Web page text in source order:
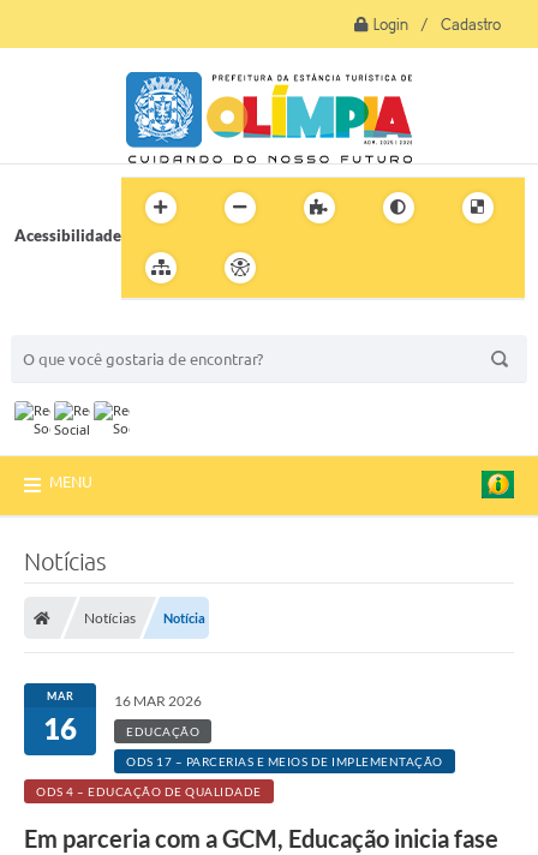
Login / Cadastro
Acessibilidade
MENU
Notícias
Notícias Notícia
MAR
16
16 MAR 2026
EDUCAÇÃO
ODS 17 – PARCERIAS E MEIOS DE IMPLEMENTAÇÃO
ODS 4 – EDUCAÇÃO DE QUALIDADE
Em parceria com a GCM, Educação inicia fase